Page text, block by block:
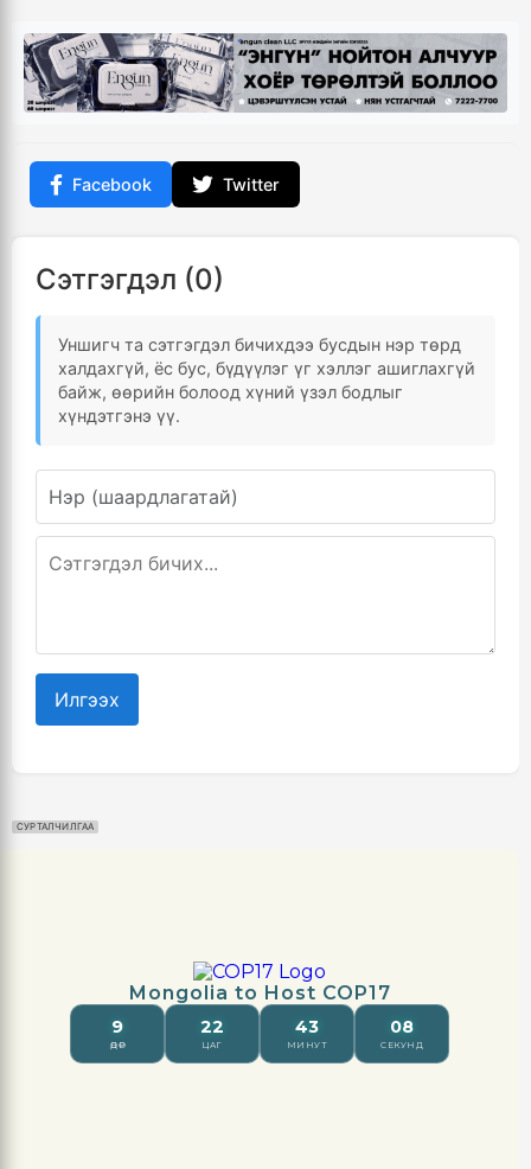
Facebook Twitter
Сэтгэгдэл (0)
Уншигч та сэтгэгдэл бичихдээ бусдын нэр төрд
халдахгүй, ёс бус, бүдүүлэг үг хэллэг ашиглахгүй
байж, өөрийн болоод хүний үзэл бодлыг
хүндэтгэнэ үү.
Илгээх
СУРТАЛЧИЛГАА